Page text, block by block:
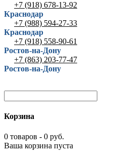
+7 (918) 678-13-92
Краснодар
+7 (988) 594-27-33
Краснодар
+7 (918) 558-90-61
Ростов-на-Дону
+7 (863) 203-77-47
Ростов-на-Дону
Корзина
0 товаров - 0 руб.
Ваша корзина пуста